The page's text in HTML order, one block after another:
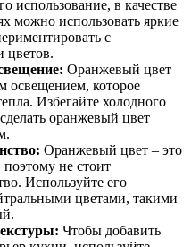
использование, в качестве
можно использовать яркие
с
цветов.
Оранжевый цвет
освещением, которое
Избегайте холодного
оранжевый цвет
Оранжевый цвет – это
не стоит
Используйте его
цветами, такими
Чтобы добавить